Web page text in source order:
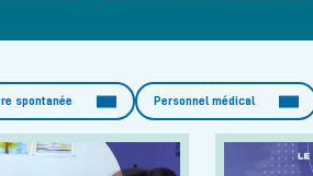
spontanée Personnel médical